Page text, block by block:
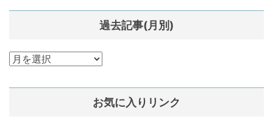
過去記事(月別)
過
記
お気に入りリンク